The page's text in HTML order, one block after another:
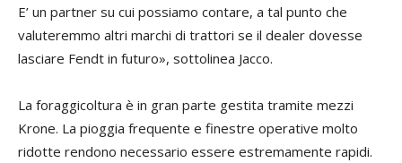
E’ un partner su cui possiamo contare, a tal punto che
valuteremmo altri marchi di trattori se il dealer dovesse
lasciare Fendt in futuro», sottolinea Jacco.
La foraggicoltura è in gran parte gestita tramite mezzi
Krone. La pioggia frequente e finestre operative molto
ridotte rendono necessario essere estremamente rapidi.